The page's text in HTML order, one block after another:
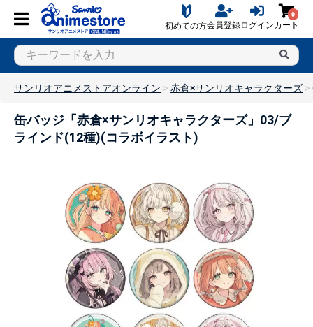
初めての方会員登録ログイン
0
カート
サンリオアニメストアオンライン 赤倉×サンリオキャラクターズ
缶バッジ「赤倉×サンリオキャラクターズ」03/ブ
ラインド(12種)(コラボイラスト)